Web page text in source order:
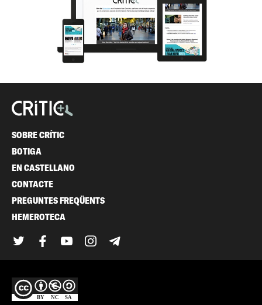
SOBRE CRÍTIC
BOTIGA
EN CASTELLANO
CONTACTE
PREGUNTES FREQÜENTS
HEMEROTECA
TwitterFacebook
YouTubeInstagram